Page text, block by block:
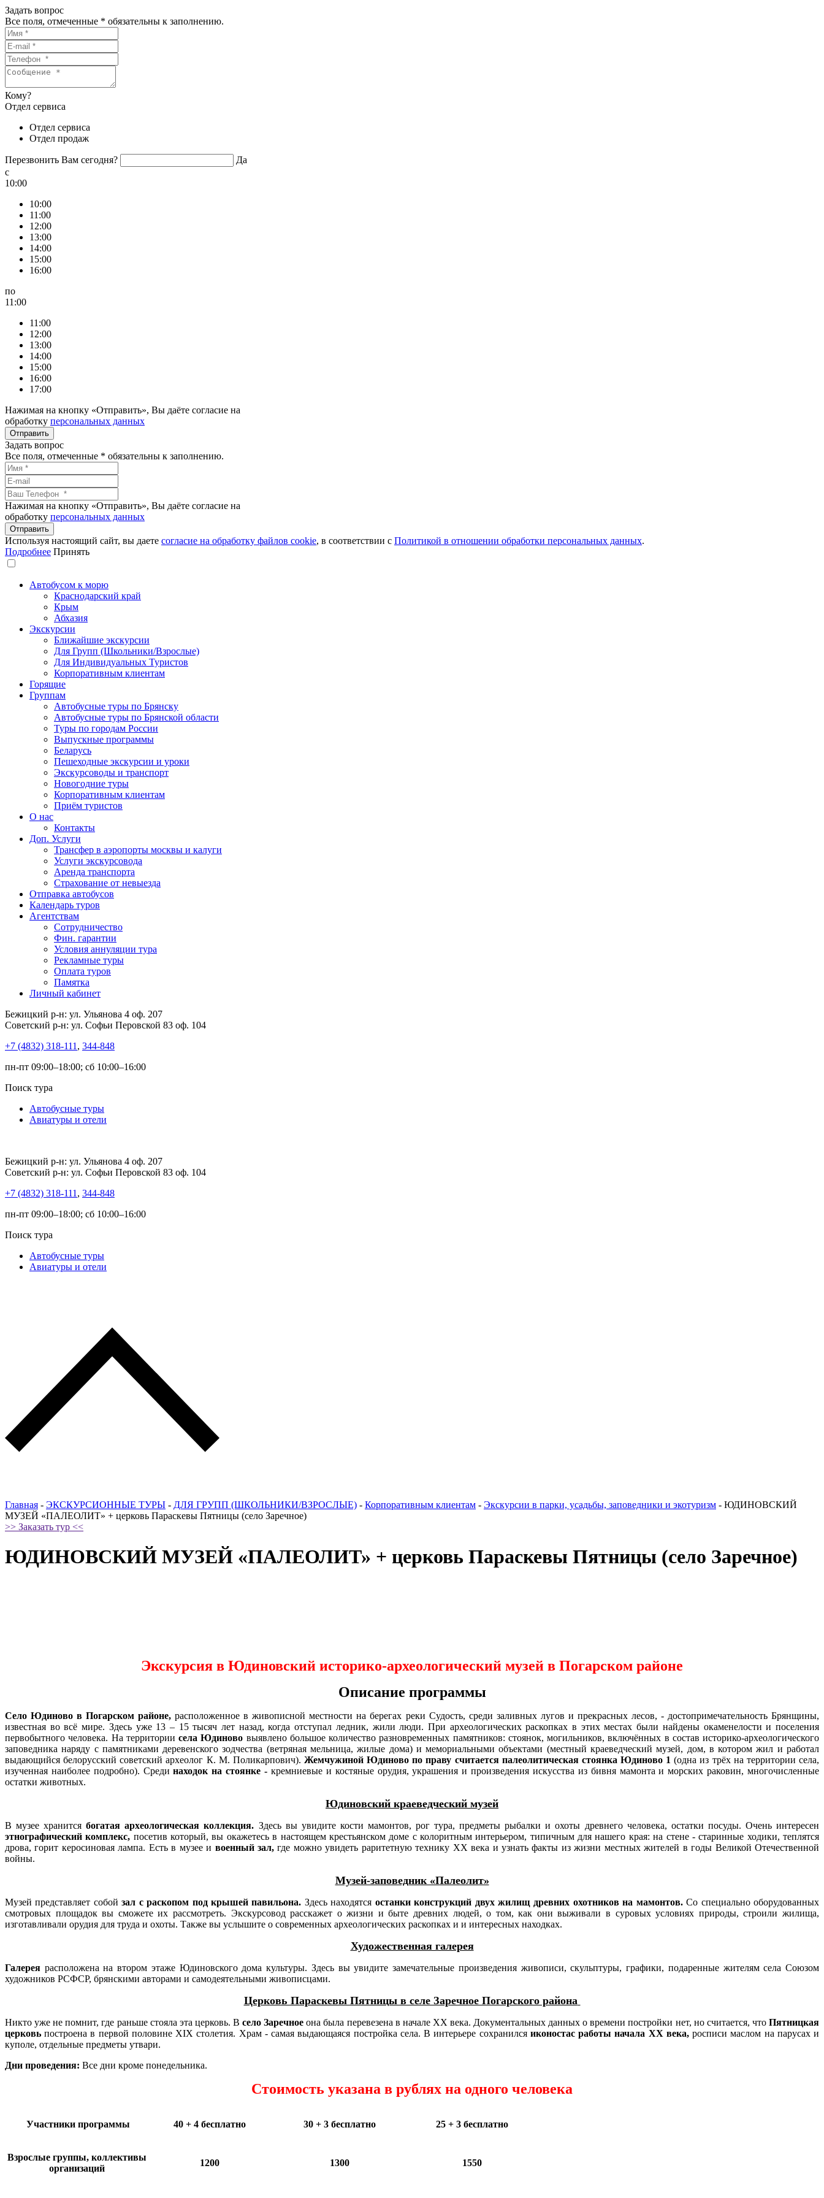
Задать вопрос
Все поля, отмеченные * обязательны к заполнению.
Кому?
Отдел сервиса
Отдел сервиса
Отдел продаж
Перезвонить Вам сегодня?
Да
c
10:00
10:00
11:00
12:00
13:00
14:00
15:00
16:00
по
11:00
11:00
12:00
13:00
14:00
15:00
16:00
17:00
Нажимая на кнопку «Отправить», Вы даёте согласие на
обработку персональных данных
Задать вопрос
Все поля, отмеченные * обязательны к заполнению.
Нажимая на кнопку «Отправить», Вы даёте согласие на
обработку персональных данных
Используя настоящий сайт, вы даете согласие на обработку файлов сookie, в соответствии с Политикой в отношении обработки персональных данных.
Подробнее Принять
Автобусом к морю
Краснодарский край
Крым
Абхазия
Экскурсии
Ближайшие экскурсии
Для Групп (Школьники/Взрослые)
Для Индивидуальных Туристов
Корпоративным клиентам
Горящие
Группам
Автобусные туры по Брянску
Автобусные туры по Брянской области
Туры по городам России
Выпускные программы
Беларусь
Пешеходные экскурсии и уроки
Экскурсоводы и транспорт
Новогодние туры
Корпоративным клиентам
Приём туристов
О нас
Контакты
Доп. Услуги
Трансфер в аэропорты москвы и калуги
Услуги экскурсовода
Аренда транспорта
Страхование от невыезда
Отправка автобусов
Календарь туров
Агентствам
Сотрудничество
Фин. гарантии
Условия аннуляции тура
Рекламные туры
Оплата туров
Памятка
Личный кабинет
Бежицкий р-н: ул. Ульянова 4 оф. 207
Советский р-н: ул. Софьи Перовской 83 оф. 104
+7 (4832) 318-111 , 344-848
пн-пт 09:00–18:00; сб 10:00–16:00
Поиск тура
Автобусные туры
Авиатуры и отели
Бежицкий р-н: ул. Ульянова 4 оф. 207
Советский р-н: ул. Софьи Перовской 83 оф. 104
+7 (4832) 318-111 , 344-848
пн-пт 09:00–18:00; сб 10:00–16:00
Поиск тура
Автобусные туры
Авиатуры и отели
Главная - ЭКСКУРСИОННЫЕ ТУРЫ - ДЛЯ ГРУПП (ШКОЛЬНИКИ/ВЗРОСЛЫЕ) - Корпоративным клиентам - Экскурсии в парки, усадьбы, заповедники и экотуризм - ЮДИНОВСКИЙ
МУЗЕЙ «ПАЛЕОЛИТ» + церковь Параскевы Пятницы (село Заречное)
>> Заказать тур <<
ЮДИНОВСКИЙ МУЗЕЙ «ПАЛЕОЛИТ» + церковь Параскевы Пятницы (село Заречное)
Экскурсия в Юдиновский историко-археологический музей в Погарском районе
Описание программы
Село Юдиново в Погарском районе,расположенное в живописной местности на берегах реки Судость, среди заливных лугов и прекрасных лесов, - достопримечательность Брянщины,
известная во всё мире. Здесь уже 13 – 15 тысяч лет назад, когда отступал ледник, жили люди. При археологических раскопках в этих местах были найдены окаменелости и поселения
первобытного человека. На территории села Юдиново выявлено большое количество разновременных памятников: стоянок, могильников, включённых в состав историко-археологического
заповедника наряду с памятниками деревенского зодчества (ветряная мельница, жилые дома) и мемориальными объектами (местный краеведческий музей, дом, в котором жил и работал
выдающийся белорусский советский археолог К. М. Поликарпович). Жемчужиной Юдиново по праву считается палеолитическая стоянка Юдиново 1 (одна из трёх на территории села,
изученная наиболее подробно). Срединаходок на стоянке - кремниевые и костяные орудия, украшения и произведения искусства из бивня мамонта и морских раковин, многочисленные
остатки животных.
Юдиновский краеведческий музей
В музее хранитсябогатая археологическая коллекция. Здесь вы увидите кости мамонтов, рог тура, предметы рыбалки и охоты древнего человека, остатки посуды. Очень интересен
этнографический комплекс, посетив который, вы окажетесь в настоящем крестьянском доме с колоритным интерьером, типичным для нашего края: на стене - старинные ходики, теплятся
дрова, горит керосиновая лампа. Есть в музее и военный зал, где можно увидеть раритетную технику ХХ века и узнать факты изжизни местных жителей в годы Великой Отечественной
войны.
Музей-заповедник «Палеолит»
Музей представляет собойзал с раскопом под крышей павильона. Здесь находятся останки конструкций двух жилищ древних охотников на мамонтов.Со специально оборудованных
смотровых площадок вы сможете их рассмотреть. Экскурсовод расскажет о жизни и быте древних людей, о том, как они выживали в суровых условиях природы, строили жилища,
изготавливали орудия для труда и охоты. Также вы услышите о современных археологических раскопках и и интересных находках.
Художественная галерея
Галерея расположена на втором этаже Юдиновского дома культуры. Здесь вы увидите замечательные произведения живописи, скульптуры, графики, подаренные жителям села Союзом
художников РСФСР, брянскими авторами и самодеятельными живописцами.
Церковь Параскевы Пятницы в селе Заречное Погарского района
Никто уже не помнит, где раньше стояла эта церковь. Всело Заречное она была перевезена в начале XX века. Документальных данных о времени постройки нет, но считается, чтоПятницкая
церковь построена в первой поло­вине XIX столетия. Храм - самая выдающаяся постройка села. В интерьере сохранился иконостас работы начала XX века,росписи маслом на парусах и
куполе, отдельные предметы утвари.
Дни проведения: Все дни кроме понедельника.
Стоимость указана в рублях на одного человека
Участники программы 40 + 4 бесплатно 30 + 3 бесплатно 25 + 3 бесплатно
Взрослые группы, коллективы
организаций
1200 1300 1550